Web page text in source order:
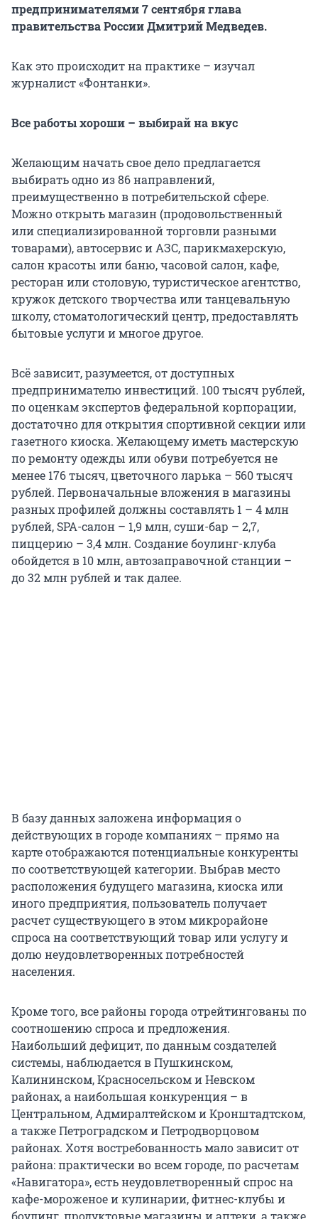
предпринимателями 7 сентября глава
правительства России Дмитрий Медведев.
Как это происходит на практике – изучал
журналист «Фонтанки».
Все работы хороши – выбирай на вкус
Желающим начать свое дело предлагается
выбирать одно из 86 направлений,
преимущественно в потребительской сфере.
Можно открыть магазин (продовольственный
или специализированной торговли разными
товарами), автосервис и АЗС, парикмахерскую,
салон красоты или баню, часовой салон, кафе,
ресторан или столовую, туристическое агентство,
кружок детского творчества или танцевальную
школу, стоматологический центр, предоставлять
бытовые услуги и многое другое.
Всё зависит, разумеется, от доступных
предпринимателю инвестиций. 100 тысяч рублей,
по оценкам экспертов федеральной корпорации,
достаточно для открытия спортивной секции или
газетного киоска. Желающему иметь мастерскую
по ремонту одежды или обуви потребуется не
менее 176 тысяч, цветочного ларька – 560 тысяч
рублей. Первоначальные вложения в магазины
разных профилей должны составлять 1 – 4 млн
рублей, SPA-салон – 1,9 млн, суши-бар – 2,7,
пиццерию – 3,4 млн. Создание боулинг-клуба
обойдется в 10 млн, автозаправочной станции –
до 32 млн рублей и так далее.
В базу данных заложена информация о
действующих в городе компаниях – прямо на
карте отображаются потенциальные конкуренты
по соответствующей категории. Выбрав место
расположения будущего магазина, киоска или
иного предприятия, пользователь получает
расчет существующего в этом микрорайоне
спроса на соответствующий товар или услугу и
долю неудовлетворенных потребностей
населения.
Кроме того, все районы города отрейтингованы по
соотношению спроса и предложения.
Наибольший дефицит, по данным создателей
системы, наблюдается в Пушкинском,
Калининском, Красносельском и Невском
районах, а наибольшая конкуренция – в
Центральном, Адмиралтейском и Кронштадтском,
а также Петроградском и Петродворцовом
районах. Хотя востребованность мало зависит от
района: практически во всем городе, по расчетам
«Навигатора», есть неудовлетворенный спрос на
кафе-мороженое и кулинарии, фитнес-клубы и
боулинг, продуктовые магазины и аптеки, а также